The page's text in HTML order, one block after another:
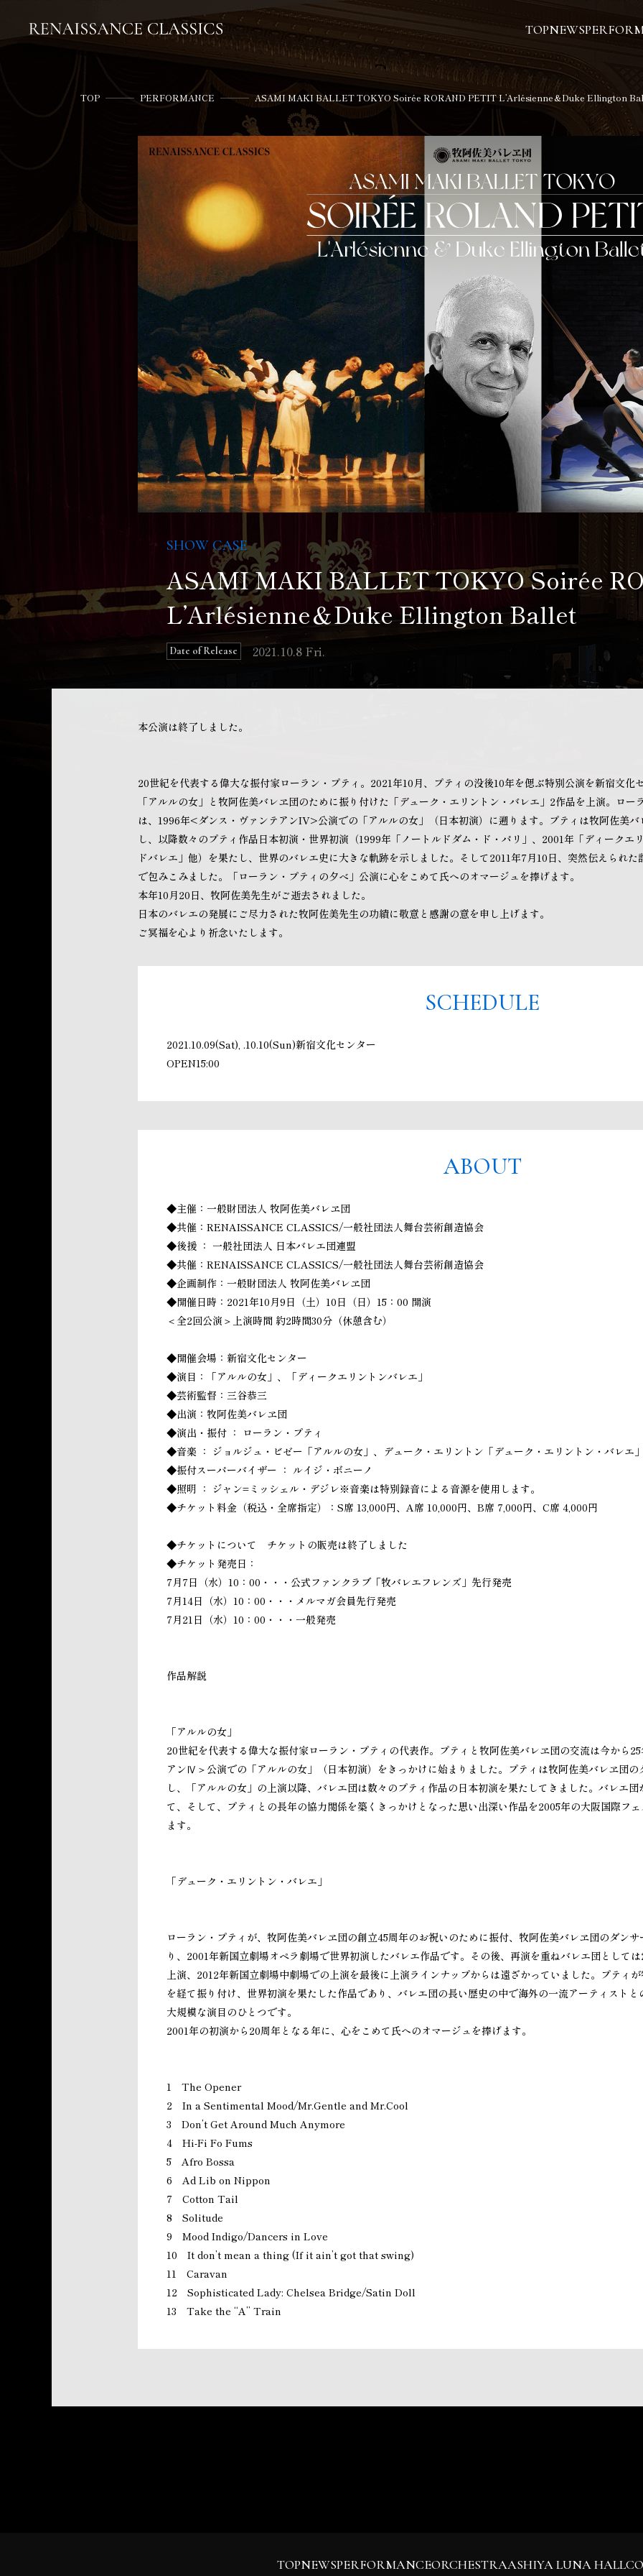
TOPNEWS
TOP PERFORMANCE ASAMI MAKI BALLET TOKYO Soirée RORAND PETIT L’Arlésienne＆Duke Ellington
SHOW CASE
ASAMI MAKI BALLET TOKYO Soirée
L’Arlésienne＆Duke Ellington Ballet
Date of Release 2021.10.8 Fri.
本公演は終了しました。
20世紀を代表する偉大な振付家ローラン・プティ。2021年10月、プティの没後10年を偲ぶ特別公演を新宿文化
「アルルの女」と牧阿佐美バレヱ団のために振り付けた「デューク・エリントン・バレエ」2作品を上演。ロ
は、1996年<ダンス・ヴァンテアンIV>公演での「アルルの女」（日本初演）に遡ります。プティは牧阿佐美
し、以降数々のプティ作品日本初演・世界初演（1999年「ノートルドダム・ド・パリ」、2001年「ディークエ
ドバレエ」他）を果たし、世界のバレエ史に大きな軌跡を示しました。そして2011年7月10日、突然伝えられ
で包みこみました。「ローラン・プティの夕べ」公演に心をこめて氏へのオマージュを捧げます。
本年10月20日、牧阿佐美先生がご逝去されました。
日本のバレエの発展にご尽力された牧阿佐美先生の功績に敬意と感謝の意を申し上げます。
ご冥福を心より祈念いたします。
SCHEDULE
2021.10.09(Sat), .10.10(Sun)新宿文化センター
OPEN15:00
ABOUT
◆主催：一般財団法人 牧阿佐美バレヱ団
◆共催：RENAISSANCE CLASSICS/一般社団法人舞台芸術創造協会
◆後援 ： 一般社団法人 日本バレエ団連盟
◆共催：RENAISSANCE CLASSICS/一般社団法人舞台芸術創造協会
◆企画制作：一般財団法人 牧阿佐美バレヱ団
◆開催日時：2021年10月9日（土）10日（日）15：00 開演
＜全2回公演＞上演時間 約2時間30分（休憩含む）
◆開催会場：新宿文化センター
◆演目：「アルルの女」、「ディークエリントンバレエ」
◆芸術監督：三谷恭三
◆出演：牧阿佐美バレヱ団
◆演出・振付 ： ローラン・プティ
◆音楽 ： ジョルジュ・ビゼー「アルルの女」、デューク・エリントン「デューク・エリントン・バレエ
◆振付スーパーバイザー ： ルイジ・ボニーノ
◆照明 ： ジャン=ミッシェル・デジレ※音楽は特別録音による音源を使用します。
◆チケット料金（税込・全席指定）：S席 13,000円、A席 10,000円、B席 7,000円、C席 4,000円
◆チケットについて チケットの販売は終了しました
◆チケット発売日：
7月7日（水）10：00・・・公式ファンクラブ「牧バレエフレンズ」先行発売
7月14日（水）10：00・・・メルマガ会員先行発売
7月21日（水）10：00・・・一般発売
作品解説
「アルルの女」
20世紀を代表する偉大な振付家ローラン・プティの代表作。プティと牧阿佐美バレヱ団の交流は今から
アンⅣ＞公演での「アルルの女」（日本初演）をきっかけに始まりました。プティは牧阿佐美バレヱ団
し、「アルルの女」の上演以降、バレエ団は数々のプティ作品の日本初演を果たしてきました。バレエ
て、そして、プティとの長年の協力関係を築くきっかけとなった思い出深い作品を2005年の大阪国際フ
ます。
「デューク・エリントン・バレエ」
ローラン・プティが、牧阿佐美バレヱ団の創立45周年のお祝いのために振付、牧阿佐美バレヱ団のダン
り、2001年新国立劇場オペラ劇場で世界初演したバレエ作品です。その後、再演を重ねバレエ団として
上演、2012年新国立劇場中劇場での上演を最後に上演ラインナップからは遠ざかっていました。プティ
を経て振り付け、世界初演を果たした作品であり、バレエ団の長い歴史の中で海外の一流アーティスト
大規模な演目のひとつです。
2001年の初演から20周年となる年に、心をこめて氏へのオマージュを捧げます。
1 The Opener
2 In a Sentimental Mood/Mr.Gentle and Mr.Cool
3 Don’t Get Around Much Anymore
4 Hi-Fi Fo Fums
5 Afro Bossa
6 Ad Lib on Nippon
7 Cotton Tail
8 Solitude
9 Mood Indigo/Dancers in Love
10 It don’t mean a thing (If it ain’t got that swing)
11 Caravan
12 Sophisticated Lady: Chelsea Bridge/Satin Doll
13 Take the “A” Train
TOPNEWSPERFORMANCEORCHESTRAASHIYA LUNA HALL